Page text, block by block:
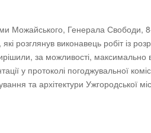
Можайського, Генерала Свободи,
розглянув виконавець робіт із
за можливості, максимально
у протоколі погоджувальної
та архітектури Ужгородської